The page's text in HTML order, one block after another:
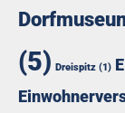
(5) Dreispitz (1)